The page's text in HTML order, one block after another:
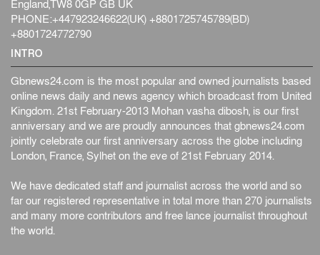
England,TW8 0GP GB UK
PHONE:+447923246622(UK) +8801725745789(BD)
+8801724772790
INTRO
Gbnews24.com is the most popular and owned journalists based
online news daily and news agency which broadcast from United
Kingdom. 21st February-2013 Mohan vasha dibosh, is our first
anniversary and we are proudly announces that gbnews24.com
jointly celebrate our first anniversary across the globe including
London, France, Sylhet on the eve of 21st February 2014.
We have dedicated staff and journalist across the world and so
far our registered representative in total more than 270 journalists
and many more contributors and free lance journalist throughout
the world.